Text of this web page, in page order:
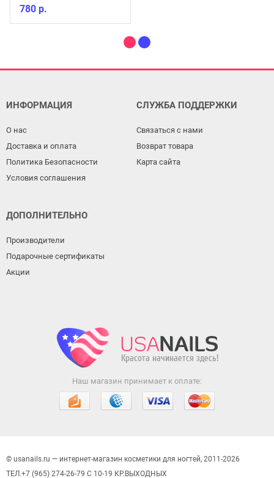
780 р.
ИНФОРМАЦИЯ
О нас
Доставка и оплата
Политика Безопасности
Условия соглашения
СЛУЖБА ПОДДЕРЖКИ
Связаться с нами
Возврат товара
Карта сайта
ДОПОЛНИТЕЛЬНО
Производители
Подарочные сертификаты
Акции
Наш магазин принимает к оплате:
© usanails.ru — интернет-магазин косметики для ногтей, 2011-2026
ТЕЛ.+7 (965) 274-26-79 С 10-19 КР.ВЫХОДНЫХ